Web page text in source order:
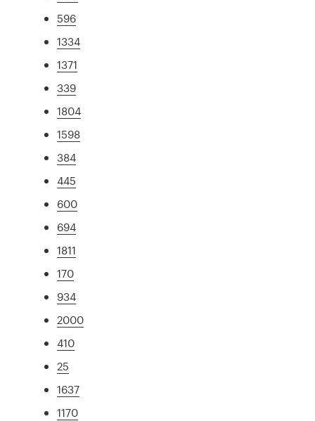
596
1334
1371
339
1804
1598
384
445
600
694
1811
170
934
2000
410
25
1637
1170